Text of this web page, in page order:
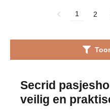
1 2
Secrid
veilig en